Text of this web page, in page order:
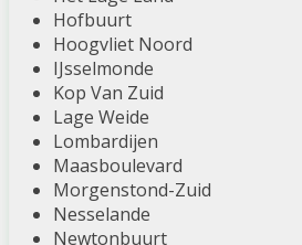
Hofbuurt
Hoogvliet Noord
IJsselmonde
Kop Van Zuid
Lage Weide
Lombardijen
Maasboulevard
Morgenstond-Zuid
Nesselande
Newtonbuurt